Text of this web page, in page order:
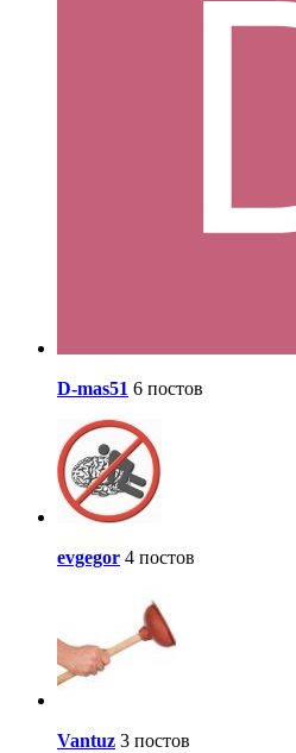
D-mas51 6 постов
evgegor 4 постов
Vantuz 3 постов